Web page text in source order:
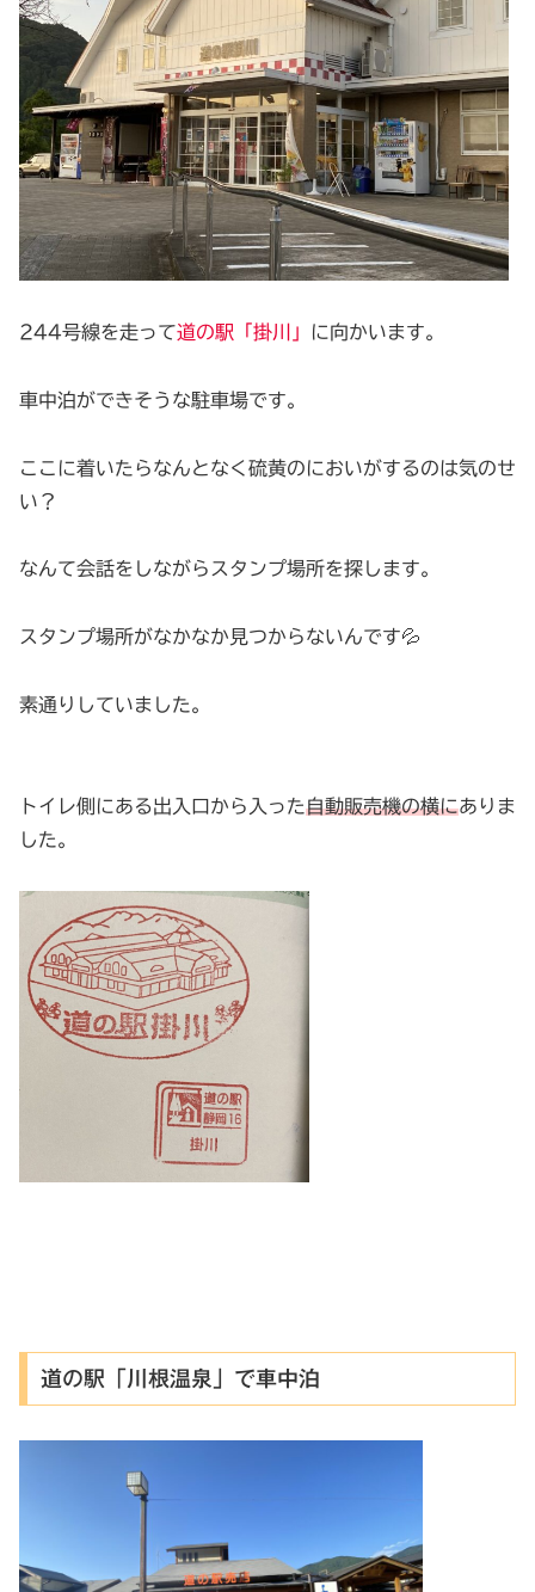
244号線を走って道の駅「掛川」 に向かいます。
車中泊ができそうな駐車場です。
ここに着いたらなんとなく硫黄のにおいがするのは気のせ
い？
なんて会話をしながらスタンプ場所を探します。
スタンプ場所がなかなか見つからないんです💦
素通りしていました。
トイレ側にある出入口から入った自動販売機の横にありま
した。
道の駅「川根温泉」で車中泊